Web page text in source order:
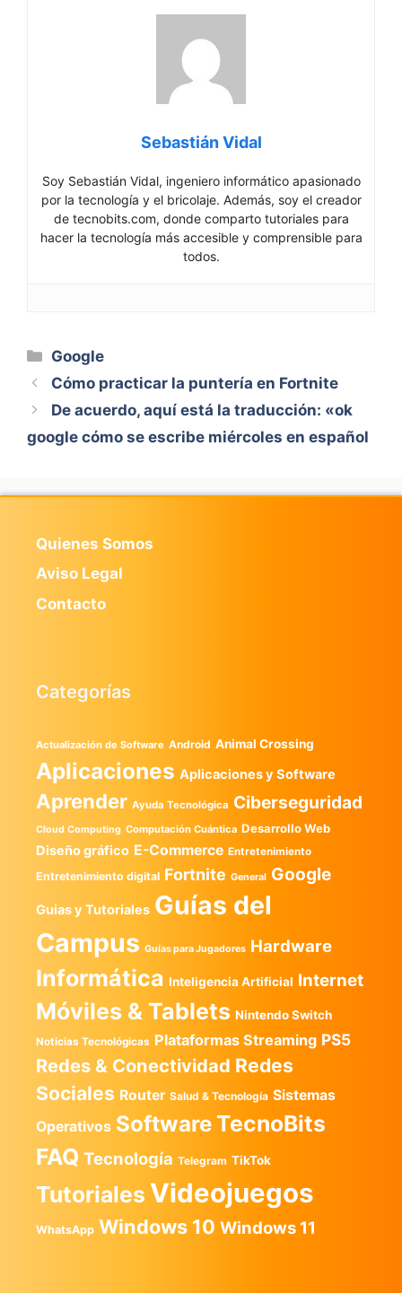
Sebastián Vidal
Soy Sebastián Vidal, ingeniero informático apasionado
por la tecnología y el bricolaje. Además, soy el creador
de tecnobits.com, donde comparto tutoriales para
hacer la tecnología más accesible y comprensible para
todos.
Categorías
Google
Cómo practicar la puntería en Fortnite
De acuerdo, aquí está la traducción: «ok
google cómo se escribe miércoles en español
Quienes Somos
Aviso Legal
Contacto
Categorías
Actualización de Software Android Animal Crossing
Aplicaciones Aplicaciones y Software
Aprender Ayuda Tecnológica Ciberseguridad
Cloud Computing Computación Cuántica Desarrollo Web
Diseño gráfico E-Commerce Entretenimiento
Entretenimiento digital Fortnite General Google
Guias y Tutoriales Guías del
Campus Guías para Jugadores Hardware
Informática Inteligencia Artificial Internet
Móviles & Tablets Nintendo Switch
Noticias Tecnológicas Plataformas Streaming PS5
Redes & Conectividad Redes
Sociales Router Salud & Tecnología Sistemas
Operativos SoftwareTecnoBits
FAQ Tecnología Telegram TikTok
Tutoriales Videojuegos
WhatsApp Windows 10 Windows 11